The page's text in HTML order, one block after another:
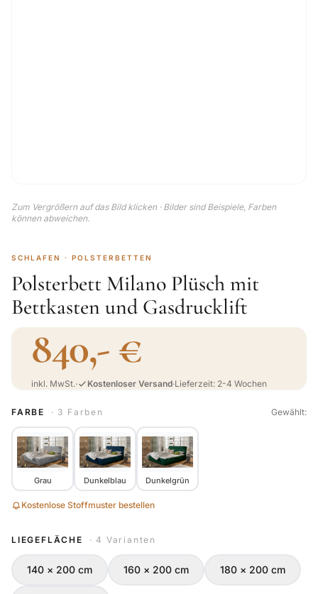
Zum Vergrößern auf das Bild klicken · Bilder sind Beispiele, Farben
können abweichen.
SCHLAFEN · POLSTERBETTEN
Polsterbett Milano Plüsch mit
Bettkasten und Gasdrucklift
840,- €
inkl. MwSt.· Kostenloser Versand·Lieferzeit: 2-4 Wochen
FARBE · 3 Farben Gewählt:
Grau Dunkelblau Dunkelgrün
Kostenlose Stoffmuster bestellen
LIEGEFLÄCHE · 4 Varianten
140 × 200 cm 160 × 200 cm 180 × 200 cm